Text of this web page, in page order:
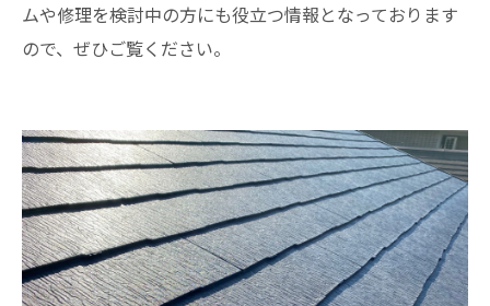
ムや修理を検討中の方にも役立つ情報となっております
ので、ぜひご覧ください。